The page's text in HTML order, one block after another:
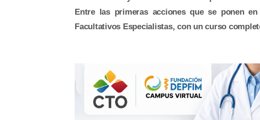
Entre las primeras acciones que se ponen
Facultativos Especialistas, con un curso